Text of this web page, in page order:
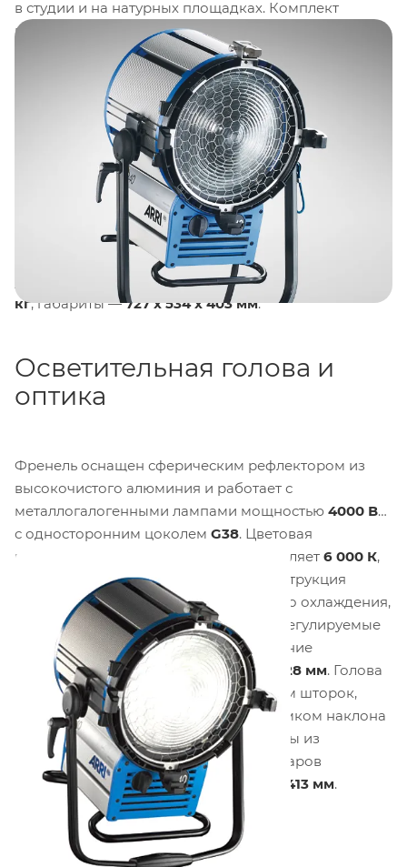
в студии и на натурных площадках. Комплект
включает осветительную голову мощностью
, электронный балластEB 2.5/4и набор
светоформирующих аксессуаров. Модель
отличается легкой модульной конструкцией из
устойчивых к коррозии алюминиевых профилей и
литых деталей, обеспечивающих высокую
прочность и защиту от внешних воздействий.
Диаметр линзы составляет300 мм, угол освещения
плавно регулируется от6.5° до 61°. Корпус имеет
степень защиты
IP23и класс защиты I, что
гарантирует безопасную эксплуатацию в различных
условиях. Вес осветительной головы составляет
кг, габариты —727 x 534 x 403 мм.
Осветительная голова и
оптика
Френель оснащен сферическим рефлектором из
высокочистого алюминия и работает с
металлогалогенными лампами мощностью 4000 Вт
с односторонним цоколем G38. Цветовая
коррелированная температура составляет 6 000 К,
характерная для дневного света. Конструкция
предусматривает систему поперечного охлаждения,
простой доступ для обслуживания и регулируемые
кронштейны для аксессуаров. Крепление
осуществляется на цапфу диаметром
28 мм. Голова
оснащена предохранительным замком шторок,
скользящим легким кронштейном, замком наклона
с дисковым тормозом и защитой линзы из
нержавеющей стали. Диаметр аксессуаров
составляет400 мм, размер шторок — 413 мм.